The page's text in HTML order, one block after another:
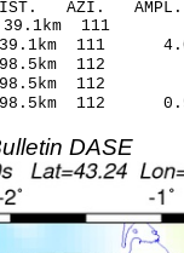
C DIST. AZI.
-0.68
39.1km
-0.15
-0.19
112
DASE